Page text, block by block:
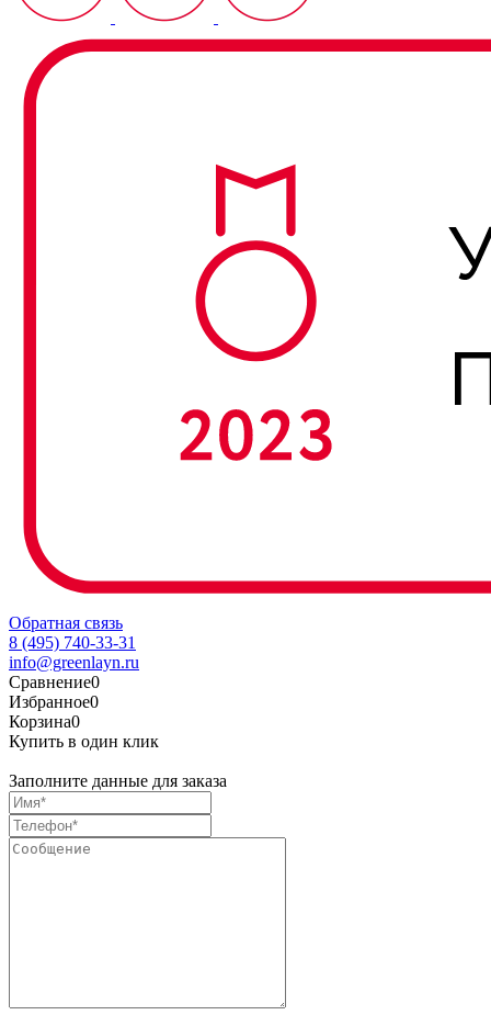
Обратная связь
8 (495) 740-33-31
info@greenlayn.ru
Сравнение0
Избранное0
Корзина0
Купить в один клик
Заполните данные для заказа